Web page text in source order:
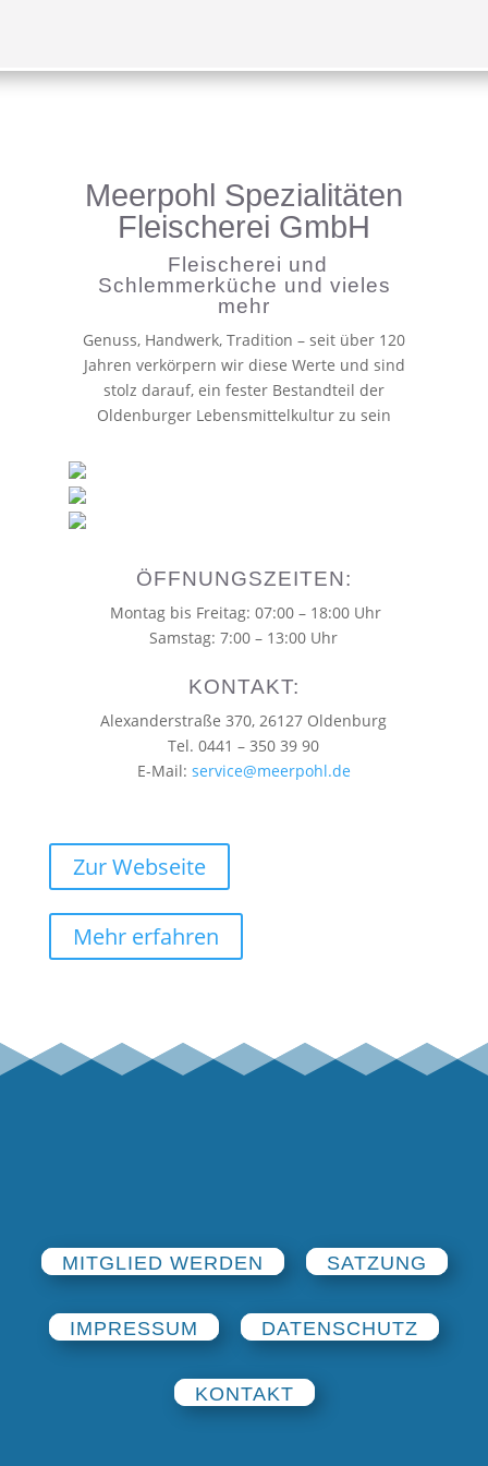
Meerpohl Spezialitäten
Fleischerei GmbH
Fleischerei und
Schlemmerküche und vieles
mehr
Genuss, Handwerk, Tradition – seit über 120
Jahren verkörpern wir diese Werte und sind
stolz darauf, ein fester Bestandteil der
Oldenburger Lebensmittelkultur zu sein
ÖFFNUNGSZEITEN:
Montag bis Freitag: 07:00 – 18:00 Uhr
Samstag: 7:00 – 13:00 Uhr
KONTAKT:
Alexanderstraße370, 26127 Oldenburg
Tel. 0441 – 350 39 90
E-Mail: service@meerpohl.de
Zur Webseite
Mehr erfahren
MITGLIED WERDEN SATZUNG
IMPRESSUM DATENSCHUTZ
KONTAKT